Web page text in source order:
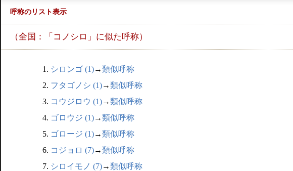
呼称のリスト表示
（全国：「コノシロ」に似た呼称）
1. シロンゴ (1)→類似呼称
2. フタゴノシ (1)→類似呼称
3. コウジロウ (1)→類似呼称
4. ゴロウジ (1)→類似呼称
5. ゴロージ (1)→類似呼称
6. コジョロ (7)→類似呼称
7. シロイモノ (7)→類似呼称